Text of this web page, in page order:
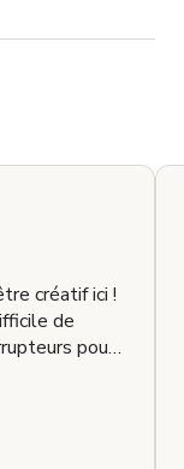
créatif ici !
de
pour
nous avons